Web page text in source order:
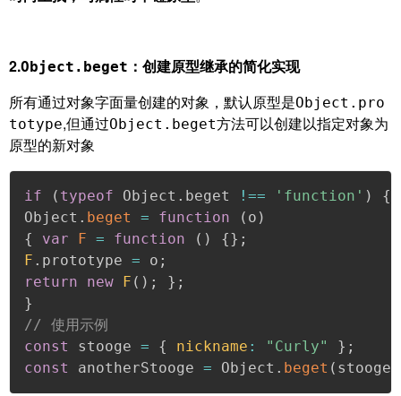
2.Object.beget ：创建原型继承的简化实现
所有通过对象字面量创建的对象，默认原型是Object.pro
totype,但通过Object.beget方法可以创建以指定对象为
原型的新对象
if ( typeof Object . beget !== 'function' )
{
Object . beget = function ( o )
{
var F = function ( ) {} ;
F . prototype = o ;
return
new F ( ) ; } ;
}
// 使用示例
const
stooge = { nickname : "Curly" } ;
const
anotherStooge = Object . beget ( stooge